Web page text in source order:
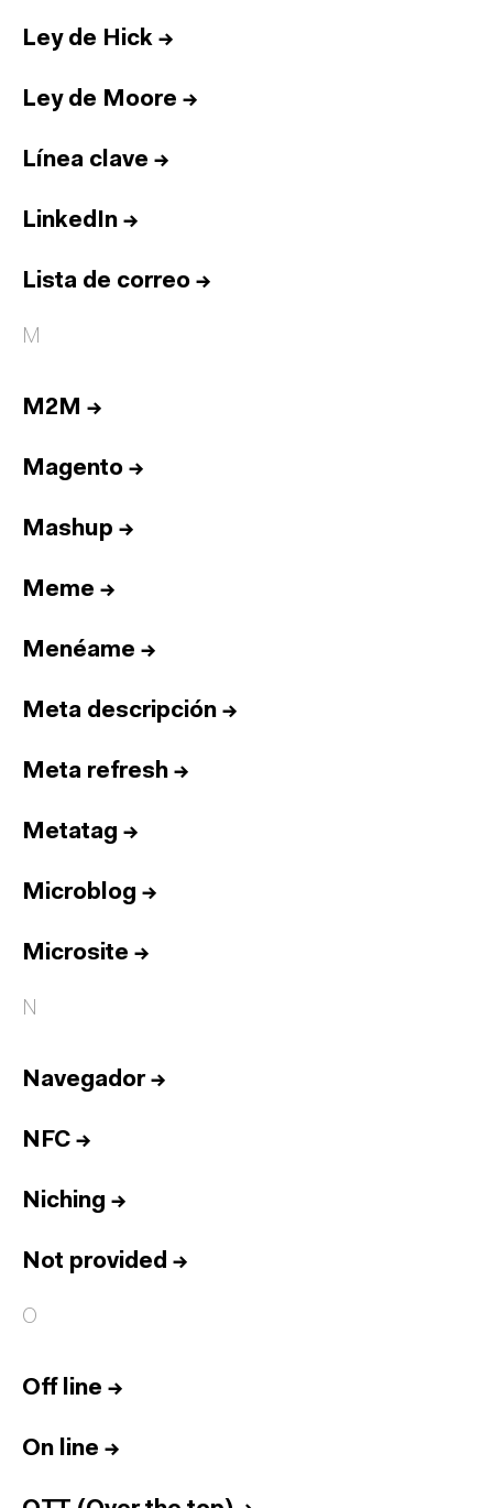
Ley de Hick →
Ley de Moore →
Línea clave →
LinkedIn →
Lista de correo →
M
M2M →
Magento →
Mashup →
Meme →
Menéame →
Meta descripción →
Meta refresh →
Metatag →
Microblog →
Microsite →
N
Navegador→
NFC →
Niching →
Not provided →
O
Off line →
On line →